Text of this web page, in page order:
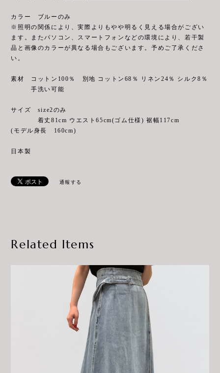
カラー ブルーのみ
※照明の関係により、実際よりもやや明るく見える場合がござい
ます。またパソコン、スマートフォンなどの環境により、若干製
品と画像のカラーが異なる場合もございます。予めご了承くださ
い。
素材 コットン100％ 別地 コットン68％ リネン24％ シルク8％
手洗い可能
サイズ size2のみ
着丈81cm ウエスト65cm(ゴム仕様) 裾幅117cm
(モデル身長 160cm)
日本製
通報する
Related Items